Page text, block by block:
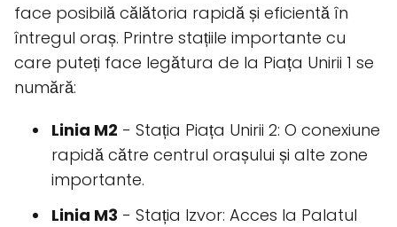
face posibilă călătoria rapidă și eficientă în
întregul oraș. Printre stațiile importante cu
care puteți face legătura de la Piața Unirii 1 se
numără:
Linia M2 - Stația Piața Unirii 2: O conexiune
rapidă către centrul orașului și alte zone
importante.
Linia M3 - Stația Izvor: Acces la Palatul